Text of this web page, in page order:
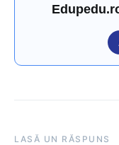
LASĂ UN RĂSPUNS